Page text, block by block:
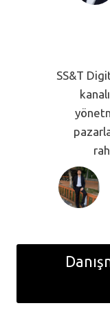
SS&T